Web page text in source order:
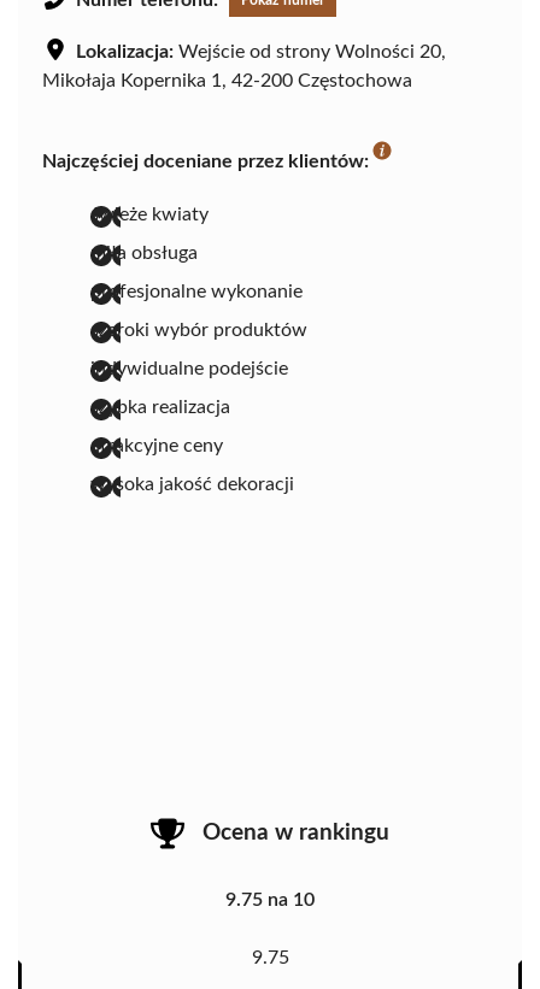
Lokalizacja: Wejście od strony Wolności 20,
Mikołaja Kopernika 1, 42-200 Częstochowa
Najczęściej doceniane przez klientów:
świeże kwiaty
miła obsługa
profesjonalne wykonanie
szeroki wybór produktów
indywidualne podejście
szybka realizacja
atrakcyjne ceny
wysoka jakość dekoracji
Ocena w rankingu
9.75 na 10
9.75